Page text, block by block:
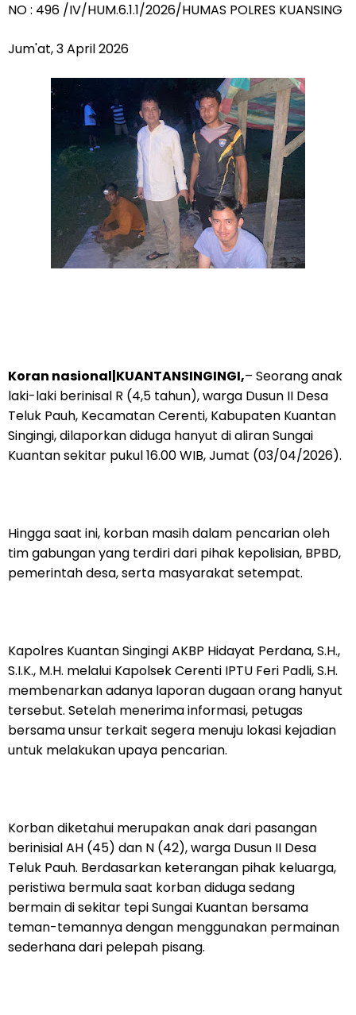
NO : 496 /IV/HUM.6.1.1/2026/HUMAS POLRES KUANSING
Jum'at, 3 April 2026
Koran nasional|KUANTANSINGINGI,– Seorang anak
laki-laki berinisal R (4,5 tahun), warga Dusun II Desa
Teluk Pauh, Kecamatan Cerenti, Kabupaten Kuantan
Singingi, dilaporkan diduga hanyut di aliran Sungai
Kuantan sekitar pukul 16.00 WIB, Jumat (03/04/2026).
Hingga saat ini, korban masih dalam pencarian oleh
tim gabungan yang terdiri dari pihak kepolisian, BPBD,
pemerintah desa, serta masyarakat setempat.
Kapolres Kuantan Singingi AKBP Hidayat Perdana, S.H.,
S.I.K., M.H. melalui Kapolsek Cerenti IPTU Feri Padli, S.H.
membenarkan adanya laporan dugaan orang hanyut
tersebut. Setelah menerima informasi, petugas
bersama unsur terkait segera menuju lokasi kejadian
untuk melakukan upaya pencarian.
Korban diketahui merupakan anak dari pasangan
berinisial AH (45) dan N (42), warga Dusun II Desa
Teluk Pauh. Berdasarkan keterangan pihak keluarga,
peristiwa bermula saat korban diduga sedang
bermain di sekitar tepi Sungai Kuantan bersama
teman-temannya dengan menggunakan permainan
sederhana dari pelepah pisang.